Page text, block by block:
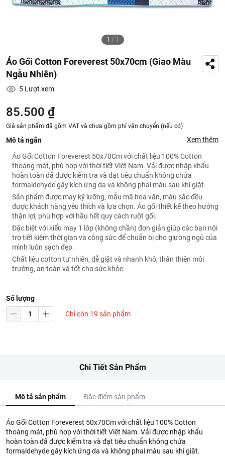
1 / 1
Áo Gối Cotton Foreverest 50x70cm (Giao Màu
Ngẫu Nhiên)
5 Lượt xem
85.500 ₫
Giá sản phẩm đã gồm VAT và chưa gồm phí vận chuyển (nếu có)
Mô tả ngắn Xem thêm
Áo Gối Cotton Foreverest 50x70Cm với chất liệu 100% Cotton
thoáng mát, phù hợp với thời tiết Việt Nam. Vải được nhập khẩu
hoàn toàn đã được kiểm tra và đạt tiêu chuẩn không chứa
formaldehyde gây kích ứng da và không phai màu sau khi giặt.
Sản phẩm được may kỹ lưỡng, mẫu mã hoa văn, màu sắc đều
được khách hàng yêu thích và lựa chọn. Áo gối thiết kế theo hướng
thận lợi, phù hợp với hầu hết quy cách ruột gối.
Đặc biệt với kiểu may 1 lớp (không chần) đơn giản giúp các bạn nội
trợ tiết kiệm thời gian và công sức để chuẩn bị cho giường ngủ của
mình luôn sạch đẹp.
Chất liệu cotton tự nhiên, dễ giặt và nhanh khô, thân thiện môi
trường, an toàn và tốt cho sức khỏe.
Số lượng
Chỉ còn 19 sản phẩm
Chi Tiết Sản Phẩm
Mô tả sản phẩm Đặc điểm sản phẩm
Áo Gối Cotton Foreverest 50x70Cm với chất liệu 100% Cotton
thoáng mát, phù hợp với thời tiết Việt Nam. Vải được nhập khẩu
hoàn toàn đã được kiểm tra và đạt tiêu chuẩn không chứa
formaldehyde gây kích ứng da và không phai màu sau khi giặt.